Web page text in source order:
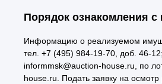
Порядок ознакомления
Информацию о реализуемом
тел. +7 (495) 984-19-70, доб. 46-
informmsk@auction-house.ru, по
house.ru. Подать заявку на